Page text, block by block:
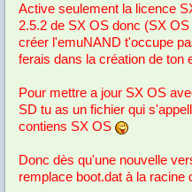
Active seulement la licence
2.5.2 de SX OS donc (SX
créer l'emuNAND t'occupe
ferais dans la création de ton
Pour mettre a jour SX OS
SD tu as un fichier qui
contiens SX OS
Donc dès qu'une nouvelle
remplace boot.dat à la racine